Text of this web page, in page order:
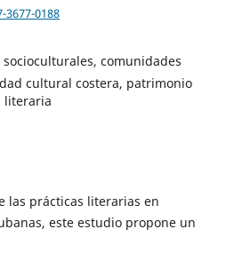
0188
socioculturales, comunidades
cultural costera, patrimonio
literaria
las prácticas literarias en
este estudio propone un